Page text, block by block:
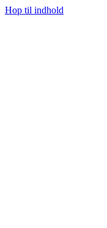
Hop til indhold